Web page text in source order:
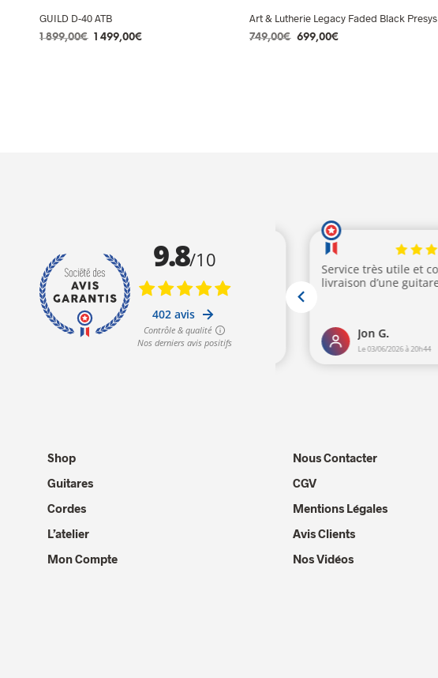
GUILD D-40 ATB
1 899,00€ Le
1 499,00€
Art & Lutherie Legacy Faded Black Presys
749,00€ Le
699,00€Le
Shop
Guitares
Cordes
L’atelier
Mon Compte
Nous Contacter
CGV
Mentions Légales
Avis Clients
Nos Vidéos